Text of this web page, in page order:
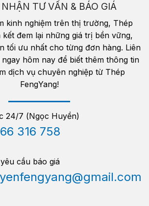
TƯ VẤN & BÁO GIÁ
kinh nghiệm trên thị trường, Thép
kết đem lại những giá trị bền vững,
tối ưu nhất cho từng đơn hàng. Liên
hôm nay để biết thêm thông tin
dịch vụ chuyên nghiệp từ Thép
FengYang!
24/7 (Ngọc Huyền)
316 758
cầu báo giá